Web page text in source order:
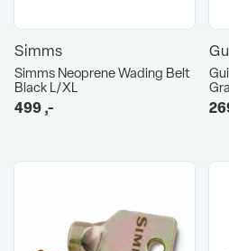
Simms
Simms Neoprene Wading Belt
Black L/XL
499,-